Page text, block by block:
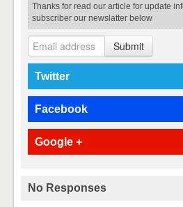
Thanks for read our article for update
subscriber our newslatter below
Submit
Twitter
Facebook
Google +
No Responses